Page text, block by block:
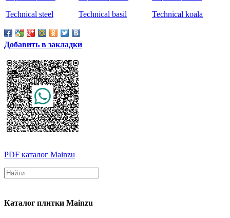
Technical steel Technical basil Technical koala
Добавить в закладки
PDF каталог Mainzu
Каталог плитки Mainzu